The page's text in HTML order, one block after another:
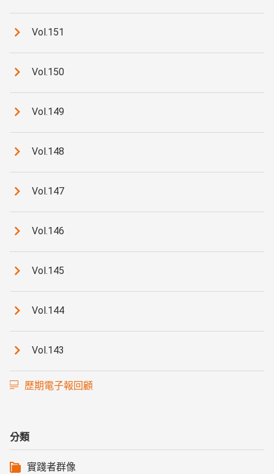
Vol.151
Vol.150
Vol.149
Vol.148
Vol.147
Vol.146
Vol.145
Vol.144
Vol.143
歷期電子報回顧
分類
實踐者群像